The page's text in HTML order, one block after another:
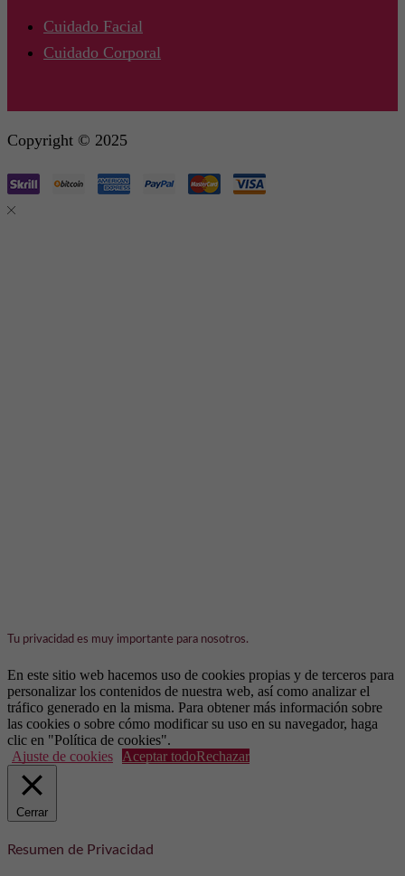
Cuidado Facial
Cuidado Corporal
Copyright © 2025
Tu privacidad es muy importante para nosotros.
En este sitio web hacemos uso de cookies propias y de terceros para
personalizar los contenidos de nuestra web, así como analizar el
tráfico generado en la misma. Para obtener más información sobre
las cookies o sobre cómo modificar su uso en su navegador, haga
clic en "Política de cookies".
Ajuste de cookies
Aceptar todoRechazar
Cerrar
Resumen de Privacidad